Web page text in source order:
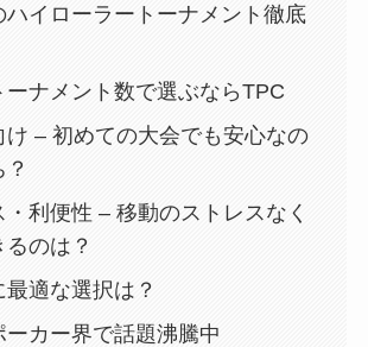
ハイローラートーナメント徹底
ーナメント数で選ぶならTPC
け – 初めての大会でも安心なの
・利便性 – 移動のストレスなく
のは？
最適な選択は？
ーカー界で話題沸騰中